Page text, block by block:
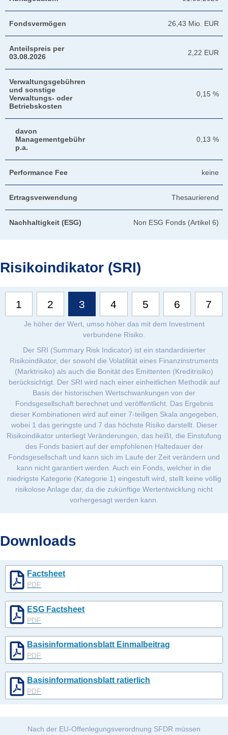
Fondsvermögen 26,43 Mio. EUR
Anteilspreis per
03.08.2026
2,22 EUR
Verwaltungsgebühren
und sonstige
Verwaltungs- oder
Betriebskosten
0,15 %
davon
Managementgebühr
p.a.
0,13 %
Performance Fee keine
Ertragsverwendung Thesaurierend
Nachhaltigkeit (ESG) Non ESG Fonds (Artikel 6)
Risikoindikator (SRI)
1 2 3 4 5 6 7
Je höher der Wert, umso höher das mit dem Investment
verbundene Risiko.
Der SRI (Summary Risk Indicator) ist ein standardisierter
Risikoindikator, der sowohl die Volatilität eines Finanzinstruments
(Marktrisiko) als auch die Bonität des Emittenten (Kreditrisiko)
berücksichtigt. Der SRI wird nach einer einheitlichen Methodik auf
Basis der historischen Wertschwankungen von der
Fondsgesellschaft berechnet und veröffentlicht. Das Ergebnis
dieser Kombinationen wird auf einer 7-teiligen Skala angegeben,
wobei 1 das geringste und 7 das höchste Risiko darstellt. Dieser
Risikoindikator unterliegt Veränderungen, das heißt, die Einstufung
des Fonds basiert auf der empfohlenen Haltedauer der
Fondsgesellschaft und kann sich im Laufe der Zeit verändern und
kann nicht garantiert werden. Auch ein Fonds, welcher in die
niedrigste Kategorie (Kategorie 1) eingestuft wird, stellt keine völlig
risikolose Anlage dar, da die zukünftige Wertentwicklung nicht
vorhergesagt werden kann.
Downloads
Factsheet
PDF
ESG Factsheet
PDF
Basisinformationsblatt Einmalbeitrag
PDF
Basisinformationsblatt ratierlich
PDF
Nach der EU-Offenlegungsverordnung SFDR müssen